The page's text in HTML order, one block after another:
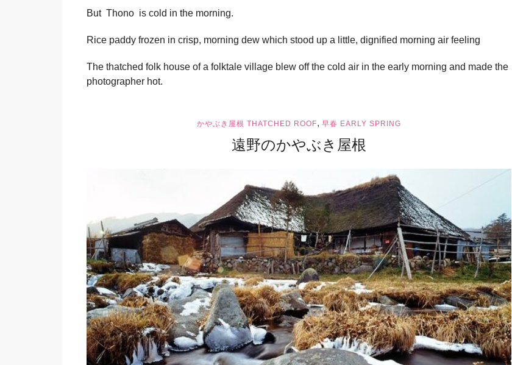
But Thono is cold in the morning.
Rice paddy frozen in crisp, morning dew which stood up a little, dignified morning air feeling
The thatched folk house of a folktale village blew off the cold air in the early morning and made the
photographer hot.
かやぶき屋根 THATCHED ROOF, 早春 EARLY SPRING
遠野のかやぶき屋根